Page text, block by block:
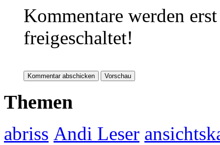
Kommentare werden
freigeschaltet!
Themen
abriss Andi Leser